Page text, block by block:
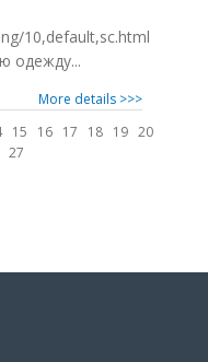
10,default,sc.html
одежду...
More details >>>
15 16 17 18 19 20
27